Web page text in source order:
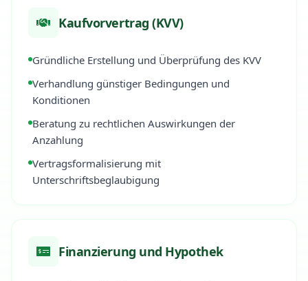
Kaufvorvertrag (KVV)
Gründliche Erstellung und Überprüfung des KVV
Verhandlung günstiger Bedingungen und
Konditionen
Beratung zu rechtlichen Auswirkungen der
Anzahlung
Vertragsformalisierung mit
Unterschriftsbeglaubigung
Finanzierung und Hypothek